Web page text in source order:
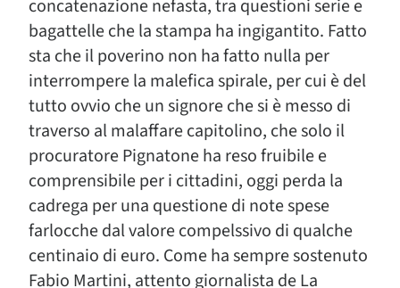
concatenazione nefasta, tra questioni serie e
bagattelle che la stampa ha ingigantito. Fatto
sta che il poverino non ha fatto nulla per
interrompere la malefica spirale, per cui è del
tutto ovvio che un signore che si è messo di
traverso al malaffare capitolino, che solo il
procuratore Pignatone ha reso fruibile e
comprensibile per i cittadini, oggi perda la
cadrega per una questione di note spese
farlocche dal valore compelssivo di qualche
centinaio di euro. Come ha sempre sostenuto
Fabio Martini, attento giornalista de La